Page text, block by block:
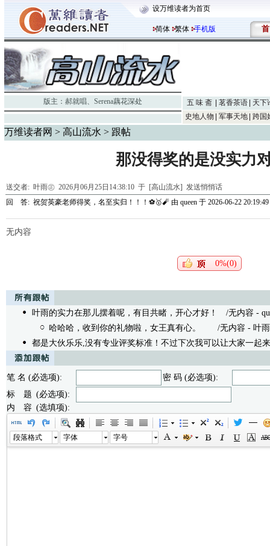
设万维读者为首页
简体 繁体 手机版 首
版主： 郝就唱、 Serena藕花深处 五 味 斋 茗香茶语
天下
史地人物
军事天地 跨国
万维读者网 > 高山流水 > 跟帖
那没得奖的是没实力
送交者: 叶雨㊣ 2026月06月25日14:38:10 于 [高山流水] 发送悄悄话
回 答: 祝贺英豪老师得奖，名至实归！！！⚽🥇🧨 由 queen 于 2026-06-22 20:19:49
无内容
0%(0)
叶雨的实力在那儿摆着呢，有目共睹，开心才好！
/无内容 -
哈哈哈，收到你的礼物啦，女王真有心。
/无内容 - 叶雨
都是大伙乐乐,没有专业评奖标准！不过下次我可以让大家一起
笔 名 (必选项):
密 码 (必选项):
标 题 (必选项):
内 容 (选填项):
段落格式 字体 字号